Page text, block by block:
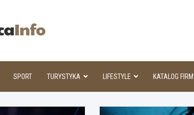
SPORT TURYSTYKA LIFESTYLE KATALOG FIRM